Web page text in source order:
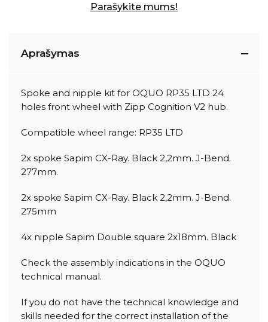
Parašykite mums!
Aprašymas
Spoke and nipple kit for OQUO RP35 LTD 24
holes front wheel with Zipp Cognition V2 hub.
Compatible wheel range: RP35 LTD
2x spoke Sapim CX-Ray. Black 2,2mm. J-Bend.
277mm.
2x spoke Sapim CX-Ray. Black 2,2mm. J-Bend.
275mm
4x nipple Sapim Double square 2x18mm. Black
Check the assembly indications in the OQUO
technical manual.
If you do not have the technical knowledge and
skills needed for the correct installation of the